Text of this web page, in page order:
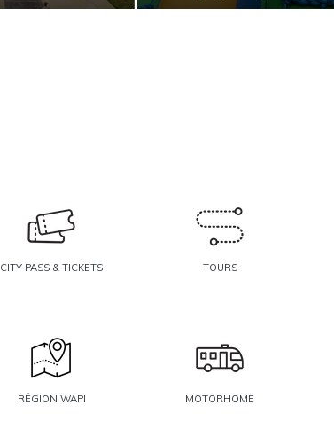
CITY PASS & TICKETS TOURS
RÉGION WAPI MOTORHOME